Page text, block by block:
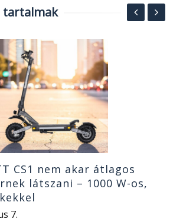
tartalmak
CS1 nem akar átlagos
látszani – 1000 W-os,
7.